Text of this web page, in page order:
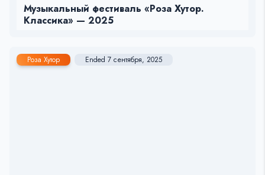
Музыкальный фестиваль «Роза Хутор.
Классика» — 2025
Роза Хутор Ended 7 сентября, 2025